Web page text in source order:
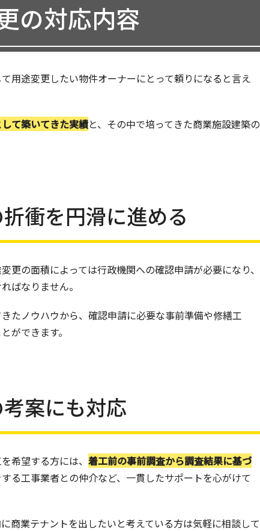
の対応内容
用途変更したい物件オーナーにとって頼りになると言え
て築いてきた実績と、その中で培ってきた商業施設建築の
衝を円滑に進める
の面積によっては行政機関への確認申請が必要になり、
ばなりません。
たノウハウから、確認申請に必要な事前準備や修繕工
ができます。
案にも対応
希望する方には、 着工前の事前調査から調査結果に基づ
る工事業者との仲介など、一貫したサポートを心がけて
商業テナントを出したいと考えている方は気軽に相談して